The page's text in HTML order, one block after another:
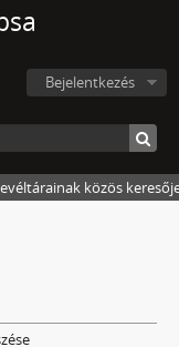
Bejelentkezés
közös